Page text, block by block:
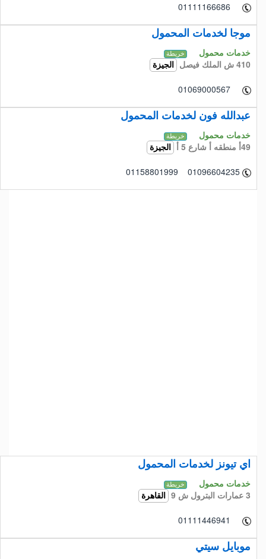
01111166686
موجا لخدمات المحمول
خدمات محمول خريطة
410 ش الملك فيصل الجيزة
01069000567
عبدالله فون لخدمات المحمول
خدمات محمول خريطة
49أ منطقه أ شارع 5 أ الجيزة
01158801999 01096604235
اي تيونز لخدمات المحمول
خدمات محمول خريطة
3 عمارات البترول ش 9 القاهرة
01111446941
موبايل سيتي